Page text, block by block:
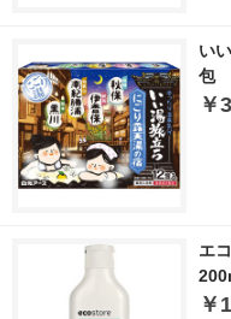
い
包
￥
エ
￥